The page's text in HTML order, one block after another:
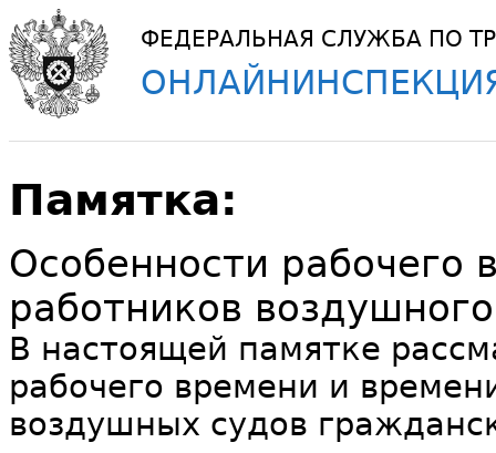
ФЕДЕРАЛЬНАЯ СЛУЖБА ПО
Памятка:
Особенности рабочего
работников
В настоящей памятке
рабочего времени и
воздушных судов